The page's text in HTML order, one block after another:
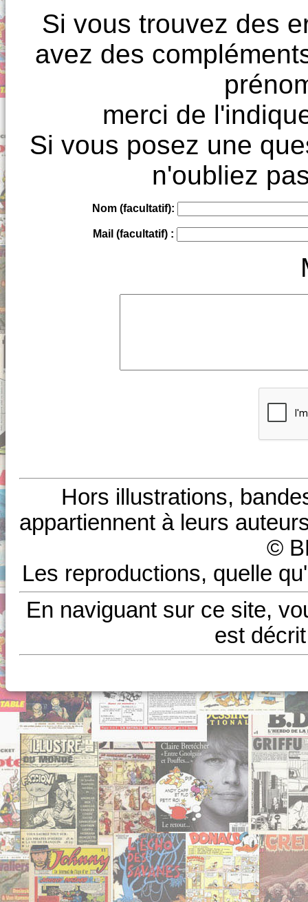
Si vous trouvez des
avez des
merci de
Si vous posez une
n'oubliez
Nom (facultatif):
Mail (facultatif) :
Hors illustrations,
appartiennent à leurs
©
Les reproductions, quelle
En naviguant sur ce site,
est